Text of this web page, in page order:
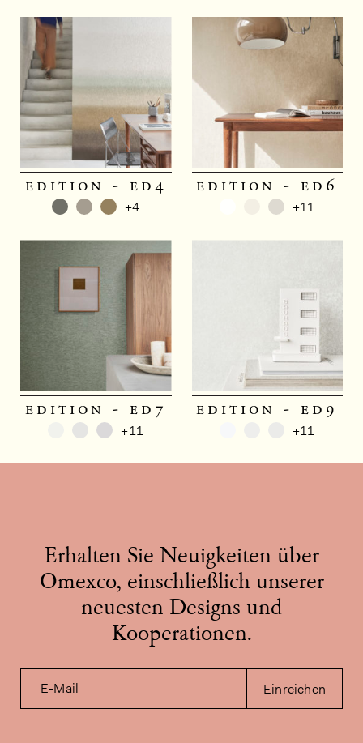
edition - ed4
+4
edition - ed6
+11
edition - ed7
+11
edition - ed9
+11
Erhalten Sie Neuigkeiten über
Omexco, einschließlich unserer
neuesten Designs und
Kooperationen.
E-Mail Einreichen